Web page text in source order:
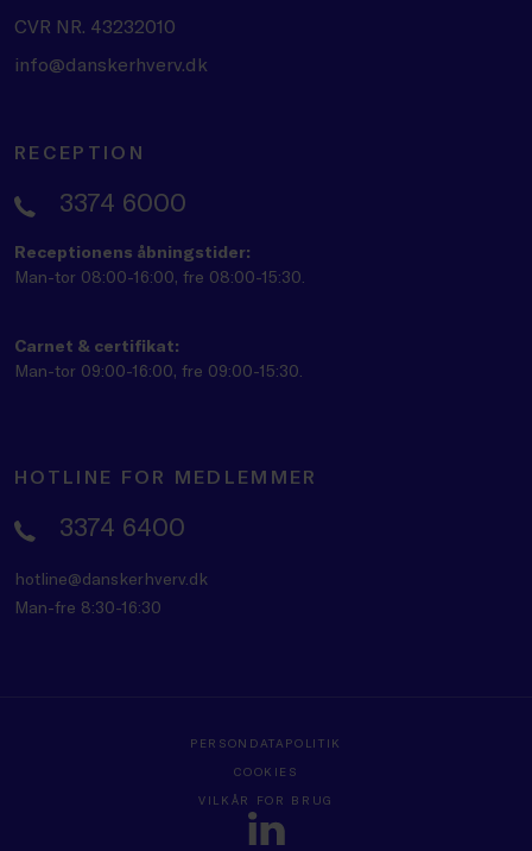
CVR NR. 43232010
info@danskerhverv.dk
RECEPTION
3374 6000
Receptionens åbningstider:
Man-tor 08:00-16:00, fre 08:00-15:30.
Carnet & certifikat:
Man-tor 09:00-16:00, fre 09:00-15:30.
HOTLINE FOR MEDLEMMER
3374 6400
hotline@danskerhverv.dk
Man-fre 8:30-16:30
PERSONDATAPOLITIK
COOKIES
VILKÅR FOR BRUG